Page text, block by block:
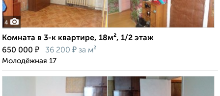
4
Комната в 3-к квартире, 18м², 1/2 этаж
650 000 ₽ 36 200 ₽ за м²
Молодёжная 17